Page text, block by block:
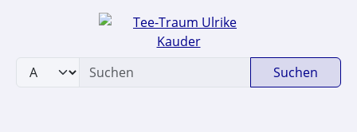
Sprungnavigation
Springe zum Inhalt
Springe zur Navigation
Springe zum Login-Button
Suchen